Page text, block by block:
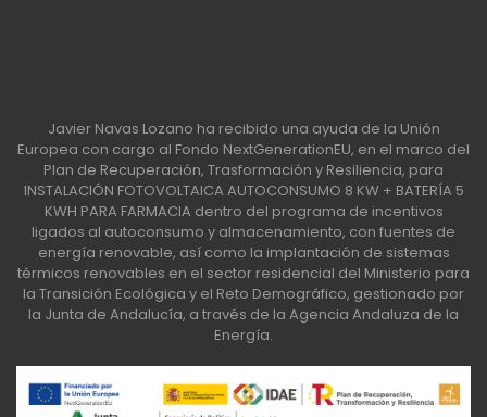
Javier Navas Lozano ha recibido una ayuda de la Unión
Europea con cargo al Fondo NextGenerationEU, en el marco del
Plan de Recuperación, Trasformación y Resiliencia, para
INSTALACIÓN FOTOVOLTAICA AUTOCONSUMO 8 KW + BATERÍA 5
KWH PARA FARMACIA dentro del programa de incentivos
ligados al autoconsumo y almacenamiento, con fuentes de
energía renovable, así como la implantación de sistemas
térmicos renovables en el sector residencial del Ministerio para
la Transición Ecológica y el Reto Demográfico, gestionado por
la Junta de Andalucía, a través de la Agencia Andaluza de la
Energía.